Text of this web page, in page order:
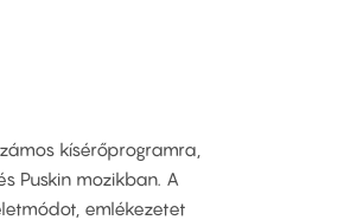
kísérőprogramra,
Puskin mozikban. A
emlékezetet